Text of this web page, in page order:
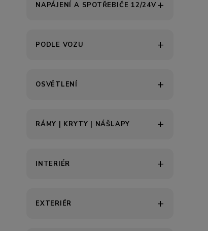
NAPÁJENÍ A SPOTŘEBIČE 12/24V
PODLE VOZU
OSVĚTLENÍ
RÁMY | KRYTY | NÁŠLAPY
INTERIÉR
EXTERIÉR